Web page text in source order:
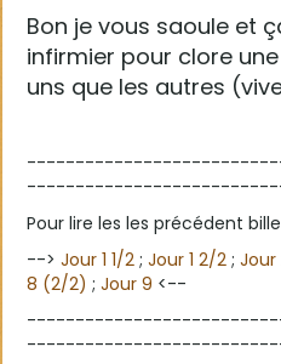
Bon je vous saoule et
infirmier pour clore
uns que les autres
Pour lire les les précédent
--> Jour 1 1/2; Jour 1 2/2; Jour
8 (2/2) ; Jour 9 <--